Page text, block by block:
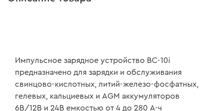
Импульсное зарядное устройство BC-10i
предназначено для зарядки и обслуживания
свинцово-кислотных, литий-железо-фосфатных,
гелевых, кальциевых и AGM аккумуляторов
6В/12В и 24В емкостью от 4 до 280 А-ч